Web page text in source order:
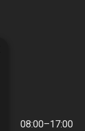
08:00–17:00